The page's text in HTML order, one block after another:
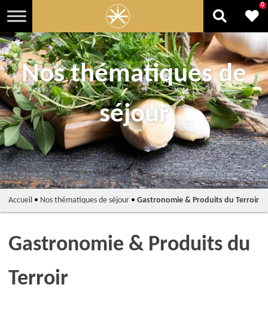
Nos thématiques de
séjour
0
Accueil• Nos thématiques de séjour• Gastronomie & Produits du Terroir
Gastronomie & Produits du
Terroir